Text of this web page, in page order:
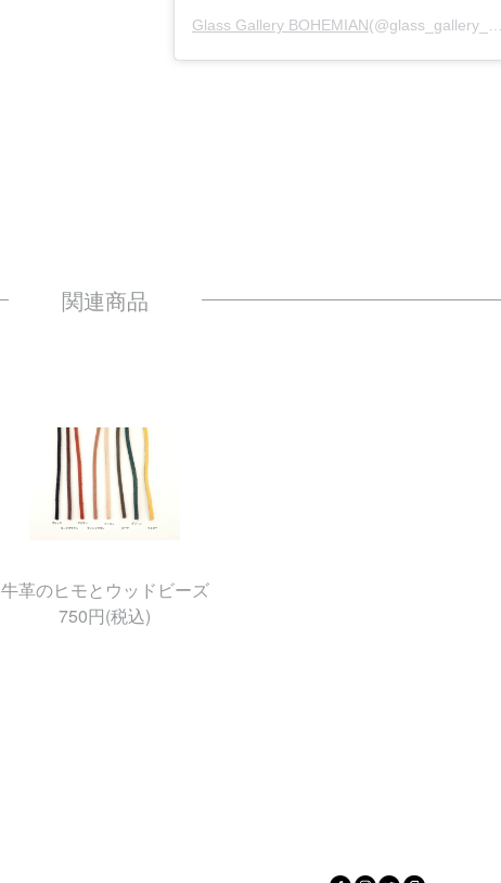
Glass Gallery BOHEMIAN(@glass_gallery_bohemian)がシェアした投稿 -
牛革のヒモとウッドビーズ
750円(税込)